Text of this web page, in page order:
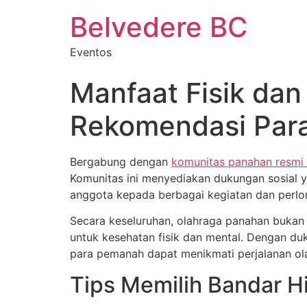
Belvedere BC
Eventos
Manfaat Fisik
Rekomendasi
Bergabung dengan komunitas panahan
Komunitas ini menyediakan dukungan
anggota kepada berbagai kegiatan dan
Secara keseluruhan, olahraga panahan
untuk kesehatan fisik dan mental. Dengan
para pemanah dapat menikmati perjalanan
Tips Memilih Bandar